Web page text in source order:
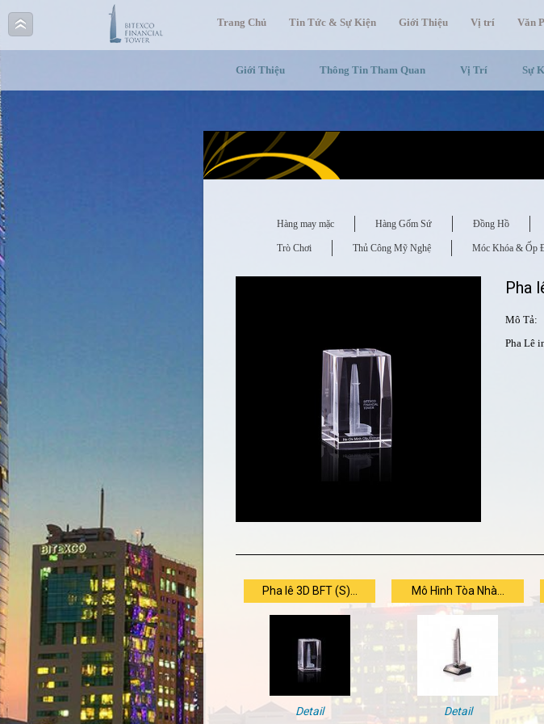
Trang Chủ Tin Tức & Sự Kiện Giới Thiệu Vị trí Văn
Giới Thiệu Thông Tin Tham Quan Vị Trí Sự
Hàng may mặc Hàng Gốm Sứ Đồng Hồ
Trò Chơi Thủ Công Mỹ Nghệ Móc Khóa & Ốp
Pha
Mô Tả:
Pha Lê
Pha lê 3D BFT (S)...
Detail
Mô Hình Tòa Nhà...
Detail